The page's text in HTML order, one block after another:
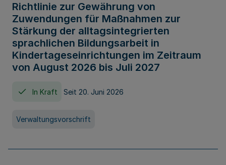
Richtlinie zur Gewährung von
Zuwendungen für Maßnahmen zur
Stärkung der alltagsintegrierten
sprachlichen Bildungsarbeit in
Kindertageseinrichtungen im Zeitraum
von August 2026 bis Juli 2027
In Kraft Seit 20. Juni 2026
Verwaltungsvorschrift